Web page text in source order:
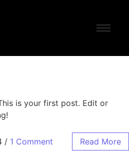
is your first post. Edit or
/ 1 Comment Read More